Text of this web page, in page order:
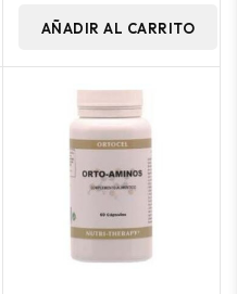
AÑADIR AL CARRITO